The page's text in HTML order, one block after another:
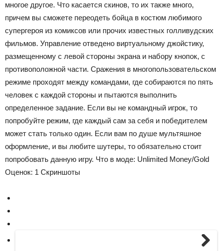
многое другое. Что касается скинов, то их также много,
причем вы сможете переодеть бойца в костюм любимого
супергероя из комиксов или прочих известных голливудских
фильмов. Управление отведено виртуальному джойстику,
размещенному с левой стороны экрана и набору кнопок, с
противоположной части. Сражения в многопользовательском
режиме проходят между командами, где собираются по пять
человек с каждой стороны и пытаются выполнить
определенное задание. Если вы не командный игрок, то
попробуйте режим, где каждый сам за себя и победителем
может стать только один. Если вам по душе мультяшное
оформление, и вы любите шутеры, то обязательно стоит
попробовать данную игру. Что в моде: Unlimited Money/Gold
Оценок: 1 Скриншоты